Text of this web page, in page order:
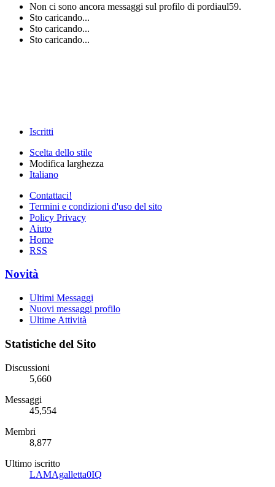
Non ci sono ancora messaggi sul profilo di pordiaul59.
Sto caricando...
Sto caricando...
Sto caricando...
Iscritti
Scelta dello stile
Modifica larghezza
Italiano
Contattaci!
Termini e condizioni d'uso del sito
Policy Privacy
Aiuto
Home
RSS
Novità
Ultimi Messaggi
Nuovi messaggi profilo
Ultime Attività
Statistiche del Sito
Discussioni
5,660
Messaggi
45,554
Membri
8,877
Ultimo iscritto
LAMAgalletta0IQ